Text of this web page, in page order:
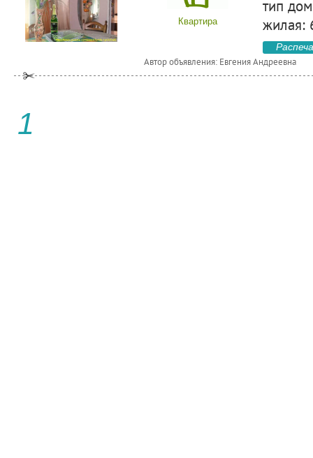
Квартира
тип
жилая:
Автор объявления: Евгения Андреевна
1